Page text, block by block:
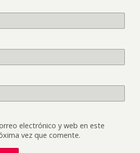
electrónico y web en este
vez que comente.